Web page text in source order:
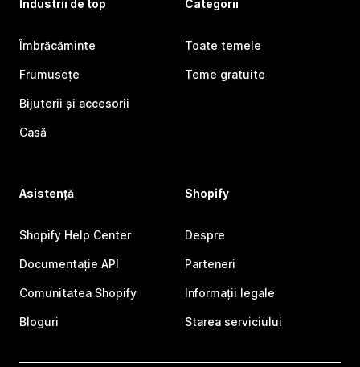
Industrii de top
Îmbrăcăminte
Frumusețe
Bijuterii și accesorii
Casă
Categorii
Toate temele
Teme gratuite
Asistență
Shopify Help Center
Documentație API
Comunitatea Shopify
Bloguri
Shopify
Despre
Parteneri
Informații legale
Starea serviciului